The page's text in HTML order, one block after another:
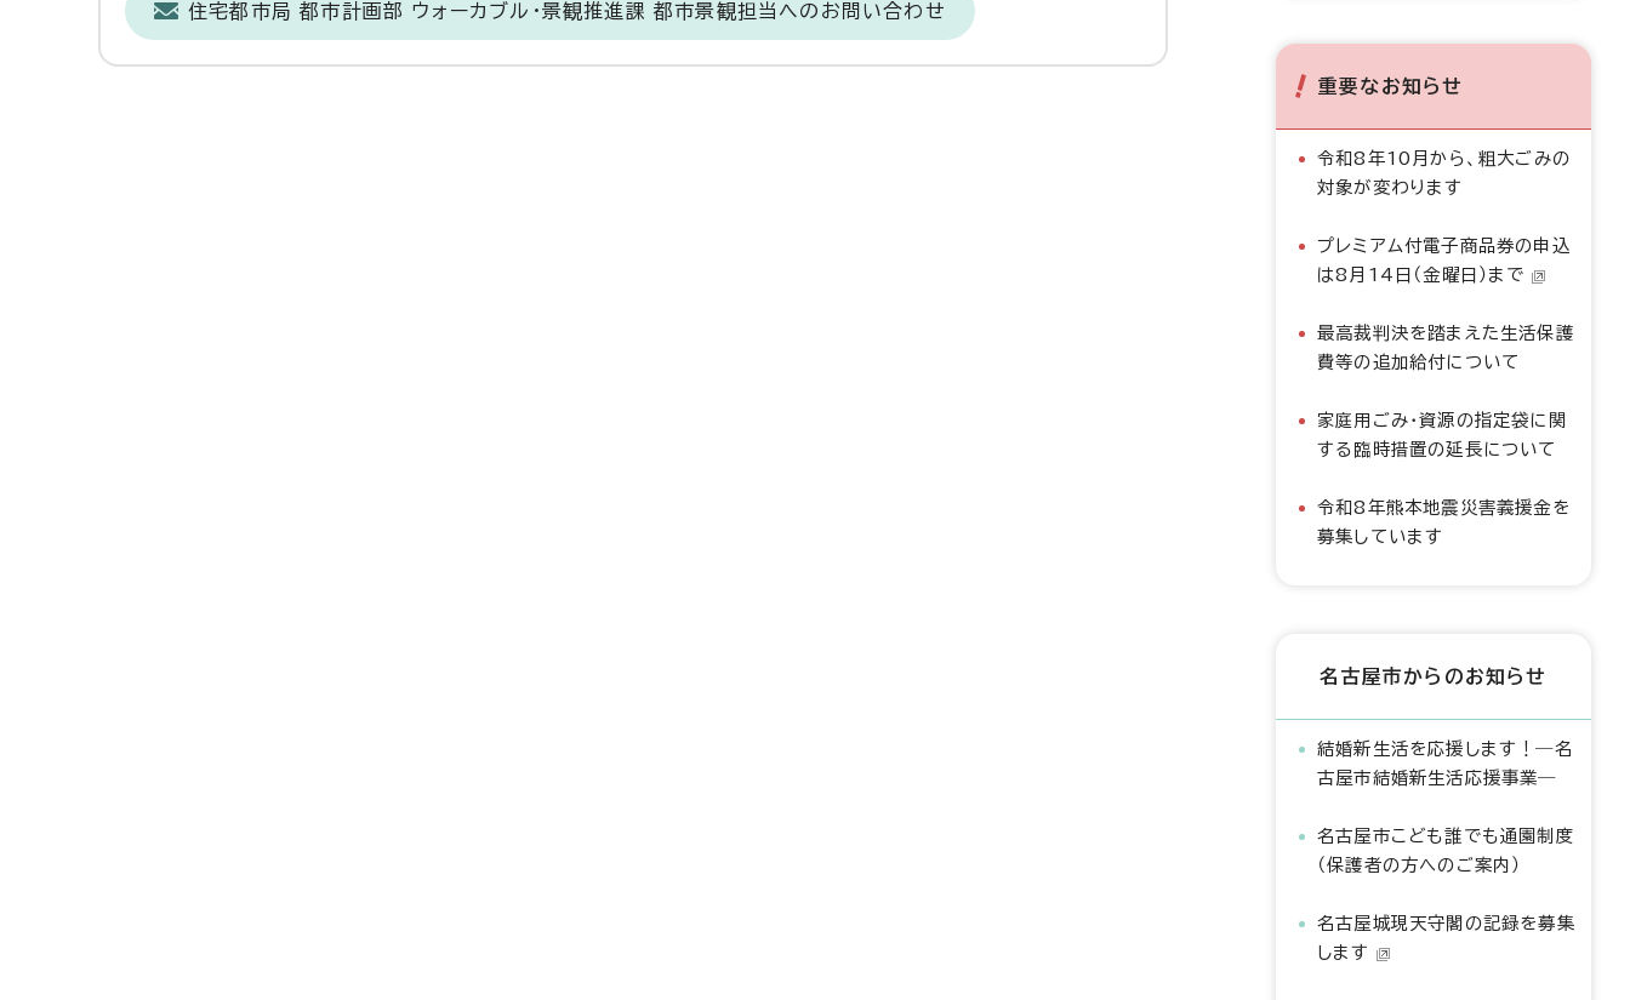
住宅都市局 都市計画部 ウォーカブル・景観推進課 都市景観担当へのお問い合わせ
重要なお知らせ
令和8年10月から、粗大ごみの
対象が変わります
プレミアム付電子商品券の申込
は8月14日（金曜日）まで
最高裁判決を踏まえた生活保護
費等の追加給付について
家庭用ごみ・資源の指定袋に関
する臨時措置の延長について
令和8年熊本地震災害義援金を
募集しています
名古屋市からのお知らせ
結婚新生活を応援します！―名
古屋市結婚新生活応援事業―
名古屋市こども誰でも通園制度
（保護者の方へのご案内）
名古屋城現天守閣の記録を募集
します